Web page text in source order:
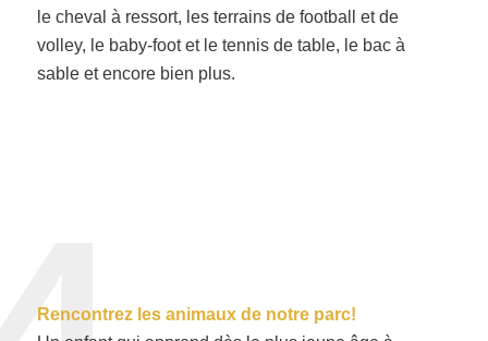
le cheval à ressort, les terrains de football et de
volley, le baby-foot et le tennis de table, le bac à
sable et encore bien plus.
Rencontrez les animaux de notre parc!